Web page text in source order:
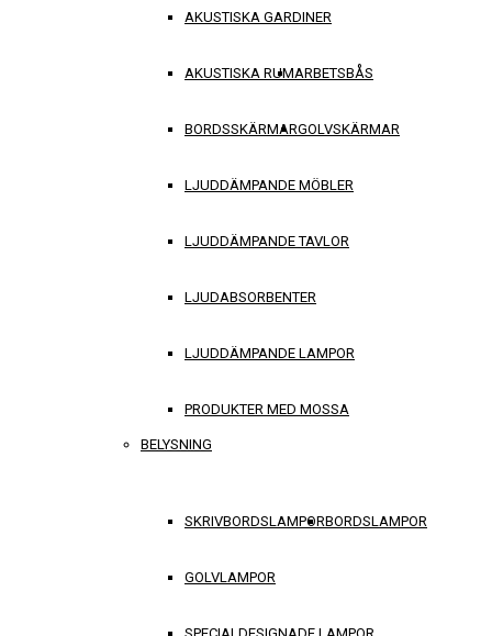
AKUSTISKA GARDINER
AKUSTISKA RUMARBETSBÅS
BORDSSKÄRMARGOLVSKÄRMAR
LJUDDÄMPANDE MÖBLER
LJUDDÄMPANDE TAVLOR
LJUDABSORBENTER
LJUDDÄMPANDE LAMPOR
PRODUKTER MED MOSSA
BELYSNING
SKRIVBORDSLAMPORBORDSLAMPOR
GOLVLAMPOR